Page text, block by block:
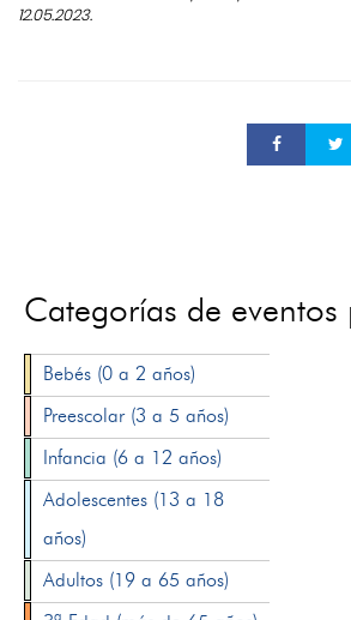
12.05.2023.
Categorías de eventos
Bebés (0 a 2 años)
Preescolar (3 a 5 años)
Infancia (6 a 12 años)
Adolescentes (13 a 18
años)
Adultos (19 a 65 años)